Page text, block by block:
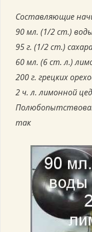
Составляющие
90 мл. (1/2 ст.)
95 г. (1/2 ст.)
60 мл. (6 ст. л.)
200 г. грецких
2 ч. л. лимонной
так